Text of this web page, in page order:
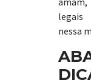
nessa